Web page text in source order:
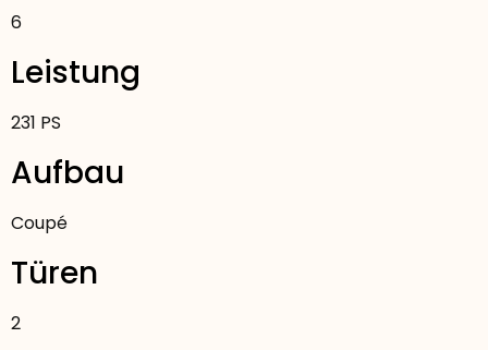
6
Leistung
231 PS
Aufbau
Coupé
Türen
2